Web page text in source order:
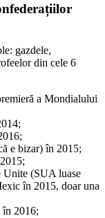
gazdele,
din cele 6
a Mondialului
e bizar) în 2015;
Unite (SUA luase
în 2015, doar una
în 2016;